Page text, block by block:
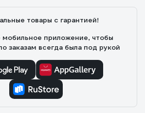
товары с гарантией!
мобильное приложение, чтобы
заказам всегда была под рукой